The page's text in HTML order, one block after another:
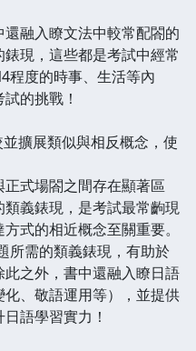
融入瞭文法中較常配閤的
現，這些都是考試中經常
程度的時事、生活等內
的挑戰！
並擴展類似與相反概念，使
式場閤之間存在顯著區
義錶現，是考試最常齣現
式的相近概念至關重要。
所需的類義錶現，有助於
之外，書中還融入瞭日語
、敬語運用等），並提供
語學習實力！